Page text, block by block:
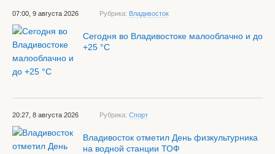
07:00, 9 августа 2026 Рубрика: Владивосток
Сегодня во Владивостоке малооблачно и до
+25 °С
20:27, 8 августа 2026 Рубрика: Спорт
Владивосток отметил День физкультурника
на водной станции ТОФ